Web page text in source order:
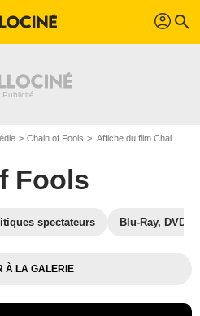
profil search
Chain of Fools Affiche du film Chain of Fools - Photo 1
Fools
spectateurs Blu-Ray, DVD
À LA GALERIE